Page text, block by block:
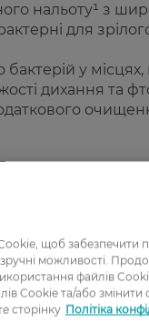
нальоту¹ з
для
у
дихання та
порожнину на
щоб забезпечити
можливості.
файлів
Cookie та/або
сторінку Політіка